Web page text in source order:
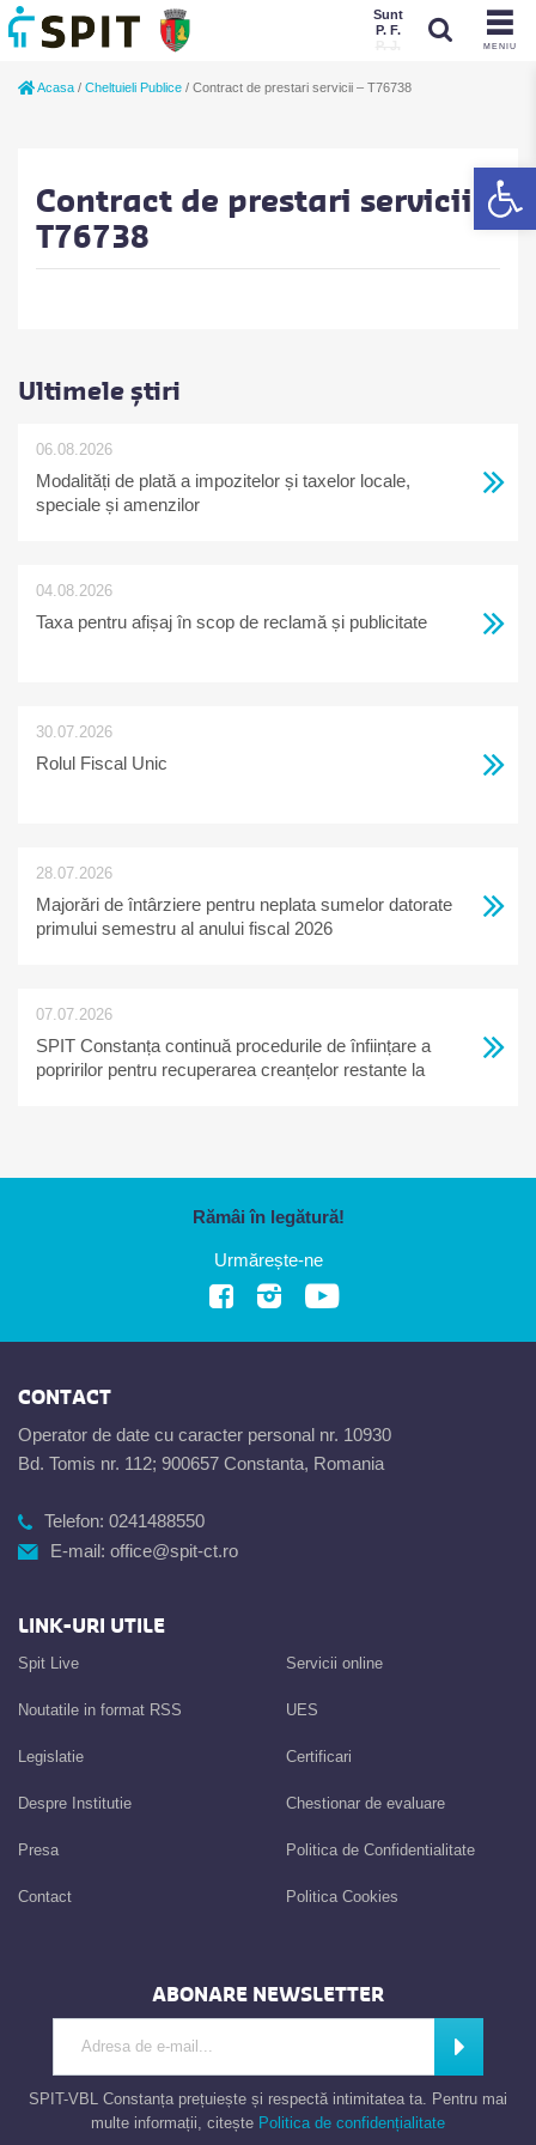
MENIU
Sunt
P. F.
P. J.
Acasa / Cheltuieli Publice / Contract de prestari servicii – T76738
Contract de prestari servicii –
T76738
Ultimele știri
06.08.2026
Modalități de plată a impozitelor și taxelor locale,
speciale și amenzilor
04.08.2026
Taxa pentru afișaj în scop de reclamă și publicitate
30.07.2026
Rolul Fiscal Unic
28.07.2026
Majorări de întârziere pentru neplata sumelor datorate
primului semestru al anului fiscal 2026
07.07.2026
SPIT Constanța continuă procedurile de înființare a
popririlor pentru recuperarea creanțelor restante la
Rămâi în legătură!
Urmărește-ne
CONTACT
Operator de date cu caracter personal nr. 10930
Bd. Tomis nr. 112; 900657 Constanta, Romania
Telefon: 0241488550
E-mail: office@spit-ct.ro
LINK-URI UTILE
Spit Live
Noutatile in format RSS
Legislatie
Despre Institutie
Presa
Contact
Servicii online
UES
Certificari
Chestionar de evaluare
Politica de Confidentialitate
Politica Cookies
ABONARE NEWSLETTER
SPIT-VBL Constanța prețuiește și respectă intimitatea ta. Pentru mai
multe informații, citește Politica de confidențialitate